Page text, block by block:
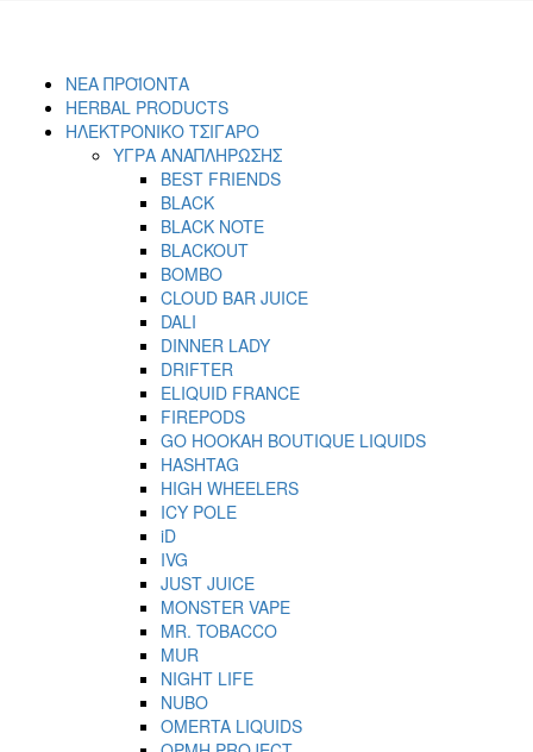
ΝΕΑ ΠΡΟΪΟΝΤΑ
HERBAL PRODUCTS
ΗΛΕΚΤΡΟΝΙΚΟ ΤΣΙΓΑΡΟ
ΥΓΡΑ ΑΝΑΠΛΗΡΩΣΗΣ
BEST FRIENDS
BLACK
BLACK NOTE
BLACKOUT
BOMBO
CLOUD BAR JUICE
DALI
DINNER LADY
DRIFTER
ELIQUID FRANCE
FIREPODS
GO HOOKAH BOUTIQUE LIQUIDS
HASHTAG
HIGH WHEELERS
ICY POLE
iD
IVG
JUST JUICE
MONSTER VAPE
MR. TOBACCO
MUR
NIGHT LIFE
NUBO
OMERTA LIQUIDS